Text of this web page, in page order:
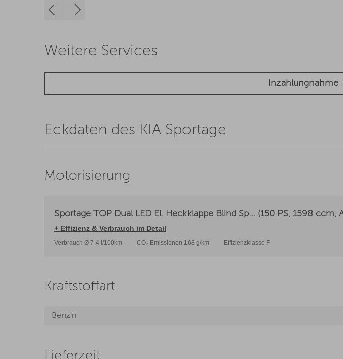
Weitere Services
Inzahlungnahme
Eckdaten des KIA Sportage
Motorisierung
Sportage TOP Dual LED El. Heckklappe Blind Sp... (150 PS, 1598 ccm,
+ Effizienz & Verbrauch im Detail
Verbrauch Ø 7.4 l/100km CO₂ Emissionen 168 g/km Effizienzklasse F
Kraftstoffart
Benzin